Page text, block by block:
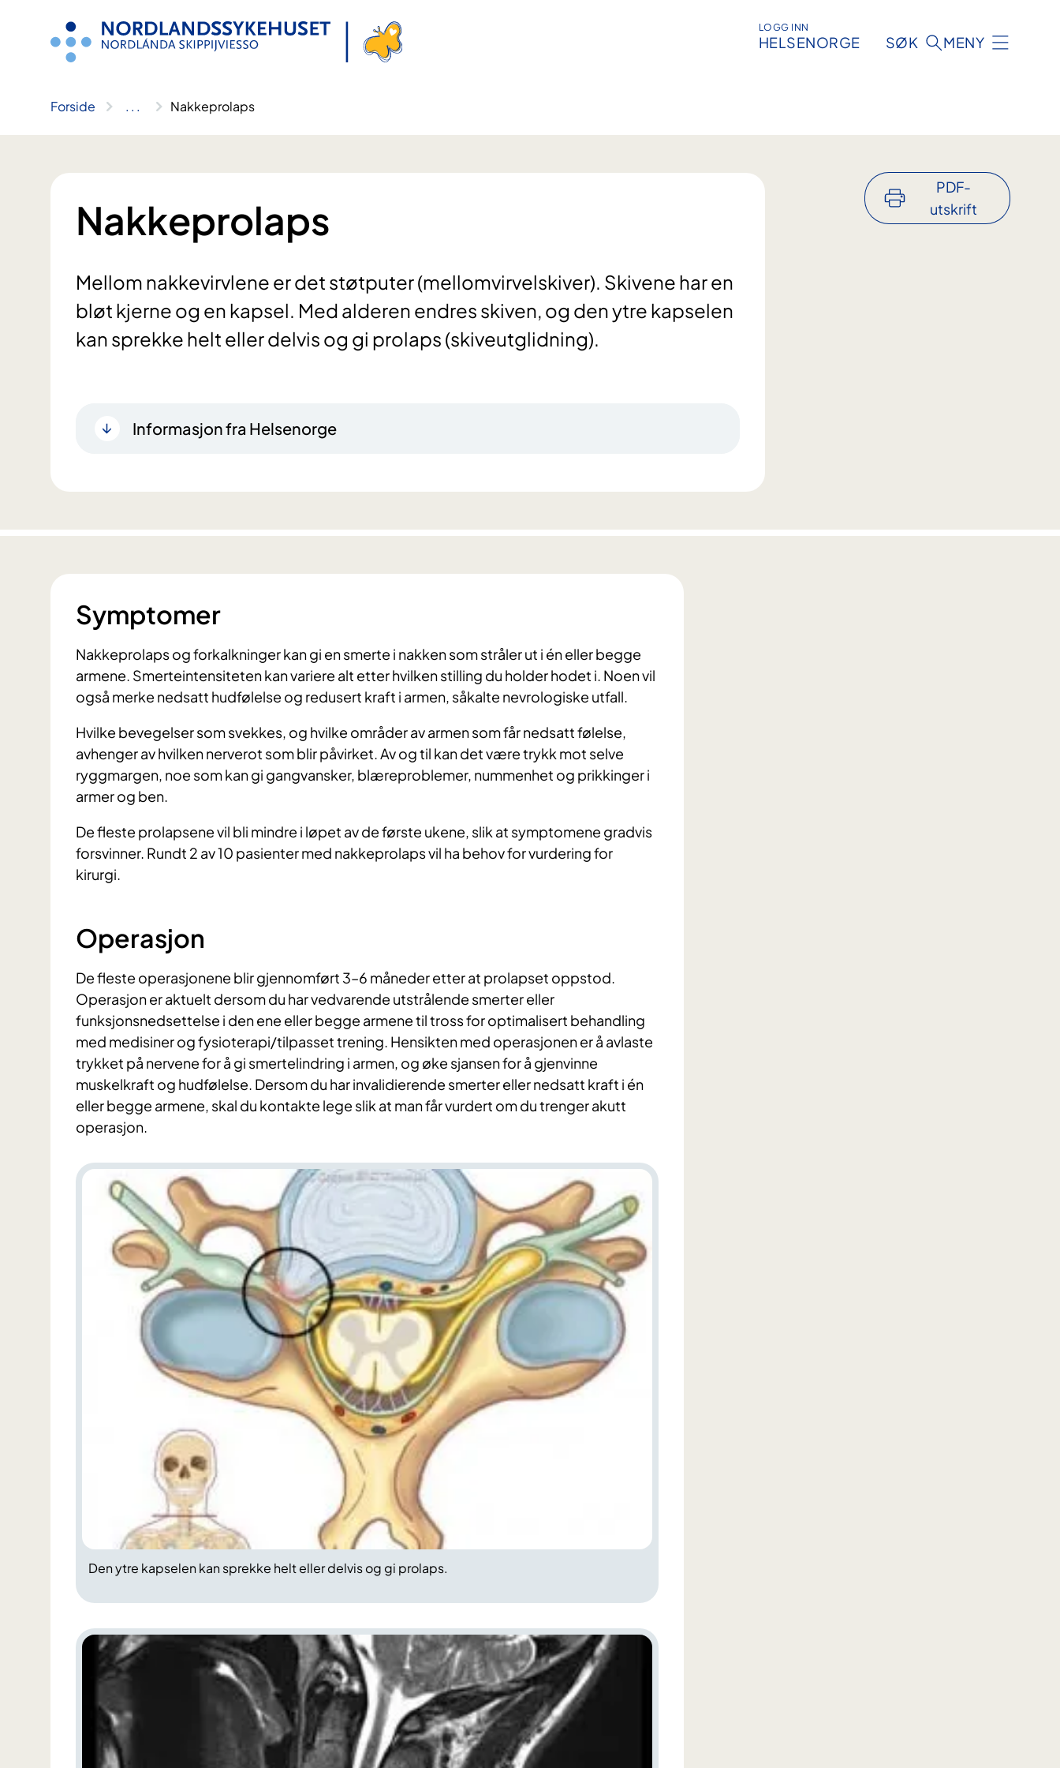
LOGG INN
HELSENORGE SØK MENY
Forside .. . Nakkeprolaps
Nakkeprolaps
Mellom nakkevirvlene er det støtputer (mellomvirvelskiver). Skivene har en
bløt kjerne og en kapsel. Med alderen endres skiven, og den ytre kapselen
kan sprekke helt eller delvis og gi prolaps (skiveutglidning).
Informasjon fra Helsenorge
PDF-
utskrift
Symptomer
Nakkeprolaps og forkalkninger kan gi en smerte i nakken som stråler ut i én eller begge
armene. Smerteintensiteten kan variere alt etter hvilken stilling du holder hodet i. Noen vil
også merke nedsatt hudfølelse og redusert kraft i armen, såkalte nevrologiske utfall.
Hvilke bevegelser som svekkes, og hvilke områder av armen som får nedsatt følelse,
avhenger av hvilken nerverot som blir påvirket. Av og til kan det være trykk mot selve
ryggmargen, noe som kan gi gangvansker, blæreproblemer, nummenhet og prikkinger i
armer og ben.
De fleste prolapsene vil bli mindre i løpet av de første ukene, slik at symptomene gradvis
forsvinner. Rundt 2 av 10 pasienter med nakkeprolaps vil ha behov for vurdering for
kirurgi.
Operasjon
De fleste operasjonene blir gjennomført 3–6 måneder etter at prolapset oppstod.
Operasjon er aktuelt dersom du har vedvarende utstrålende smerter eller
funksjonsnedsettelse i den ene eller begge armene til tross for optimalisert behandling
med medisiner og fysioterapi/tilpasset trening. Hensikten med operasjonen er å avlaste
trykket på nervene for å gi smertelindring i armen, og øke sjansen for å gjenvinne
muskelkraft og hudfølelse. Dersom du har invalidierende smerter eller nedsatt kraft i én
eller begge armene, skal du kontakte lege slik at man får vurdert om du trenger akutt
operasjon.
Den ytre kapselen kan sprekke helt eller delvis og gi prolaps.